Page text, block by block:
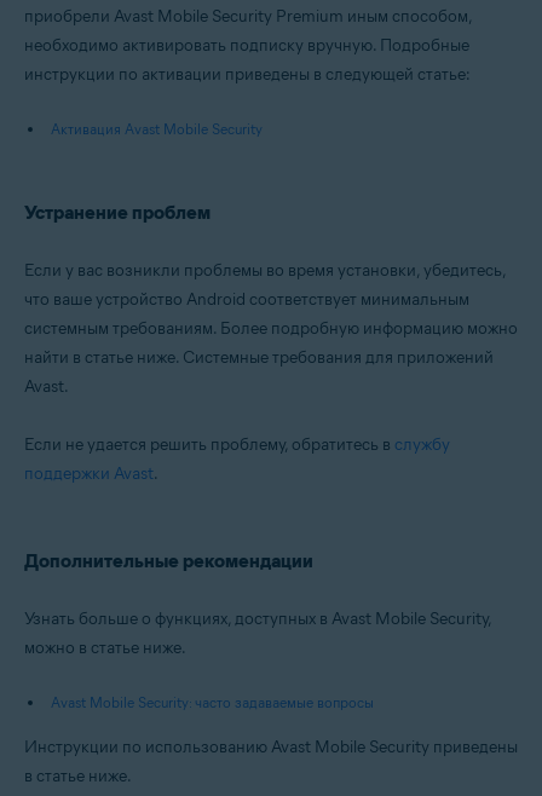
приобрели Avast Mobile Security Premium иным способом,
необходимо активировать подписку вручную. Подробные
инструкции по активации приведены в следующей статье:
Активация Avast Mobile Security
Устранение проблем
Если у вас возникли проблемы во время установки, убедитесь,
что ваше устройство Android соответствует минимальным
системным требованиям. Более подробную информацию можно
найти в статье ниже. Системные требования для приложений
Avast.
Если не удается решить проблему, обратитесь в службу
поддержки Avast.
Дополнительные рекомендации
Узнать больше о функциях, доступных в Avast Mobile Security,
можно в статье ниже.
Avast Mobile Security: часто задаваемые вопросы
Инструкции по использованию Avast Mobile Security приведены
в статье ниже.